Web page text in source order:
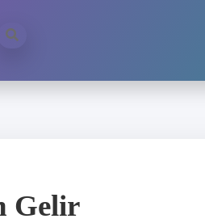
Gelir